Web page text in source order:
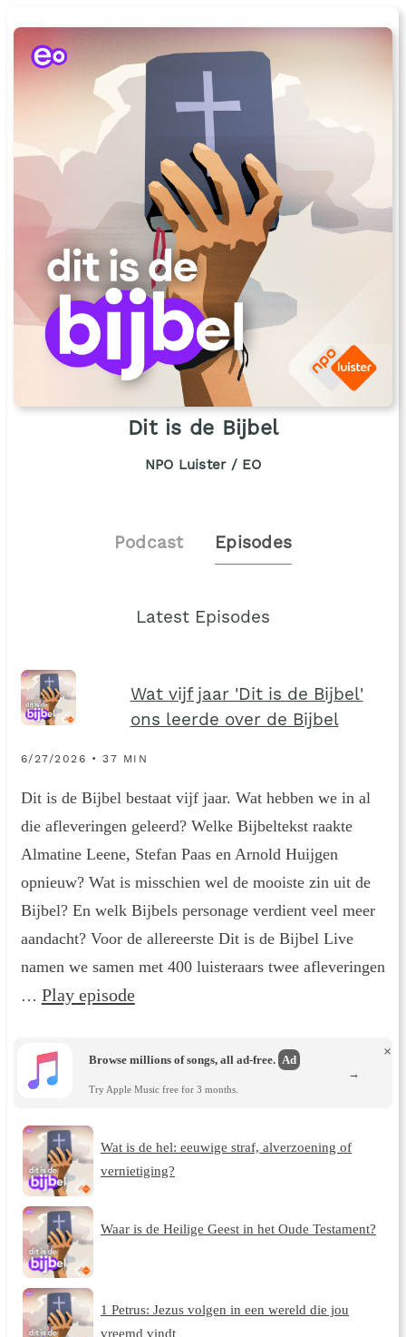
Dit is de Bijbel
NPO Luister / EO
Podcast Episodes
Latest Episodes
Wat vijf jaar 'Dit is de Bijbel'
ons leerde over de Bijbel
6/27/2026 • 37 MIN
Dit is de Bijbel bestaat vijf jaar. Wat hebben we in al
die afleveringen geleerd? Welke Bijbeltekst raakte
Almatine Leene, Stefan Paas en Arnold Huijgen
opnieuw? Wat is misschien wel de mooiste zin uit de
Bijbel? En welk Bijbels personage verdient veel meer
aandacht? Voor de allereerste Dit is de Bijbel Live
namen we samen met 400 luisteraars twee afleveringen
… Play episode
Browse millions of songs, all ad-free. Ad
Try Apple Music free for 3 months.
×
→
Wat is de hel: eeuwige straf, alverzoening of
vernietiging?
Waar is de Heilige Geest in het Oude Testament?
1 Petrus: Jezus volgen in een wereld die jou
vreemd vindt